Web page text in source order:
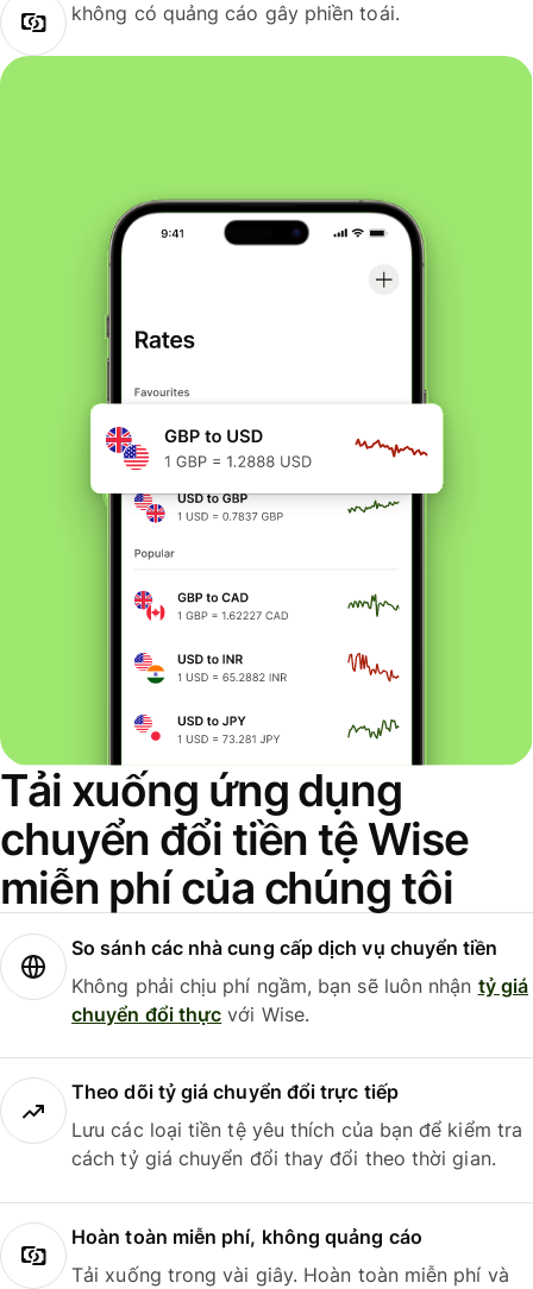
không có quảng cáo gây phiền toái.
Tải xuống ứng dụng
chuyển đổi tiền tệ Wise
miễn phí của chúng tôi
So sánh các nhà cung cấp dịch vụ chuyển tiền
Không phải chịu phí ngầm, bạn sẽ luôn nhận tỷ giá
chuyển đổi thực với Wise.
Theo dõi tỷ giá chuyển đổi trực tiếp
Lưu các loại tiền tệ yêu thích của bạn để kiểm tra
cách tỷ giá chuyển đổi thay đổi theo thời gian.
Hoàn toàn miễn phí, không quảng cáo
Tải xuống trong vài giây. Hoàn toàn miễn phí và